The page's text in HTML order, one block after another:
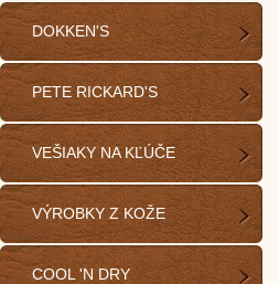
DOKKEN'S
PETE RICKARD'S
VEŠIAKY NA KĽÚČE
VÝROBKY Z KOŽE
COOL 'N DRY